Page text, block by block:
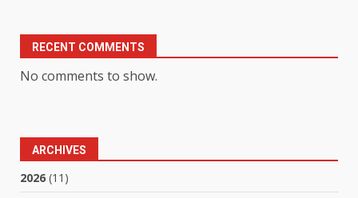
RECENT COMMENTS
No comments to show.
ARCHIVES
2026 (11)